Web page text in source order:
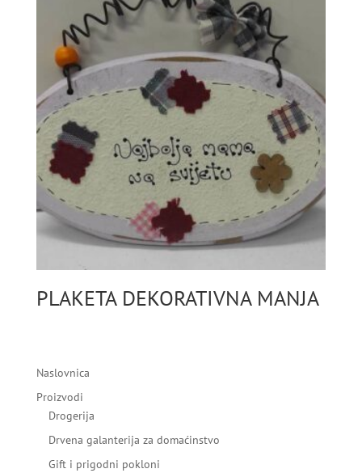
PLAKETA DEKORATIVNA MANJA
Naslovnica
Proizvodi
Drogerija
Drvena galanterija za domaćinstvo
Gift i prigodni pokloni